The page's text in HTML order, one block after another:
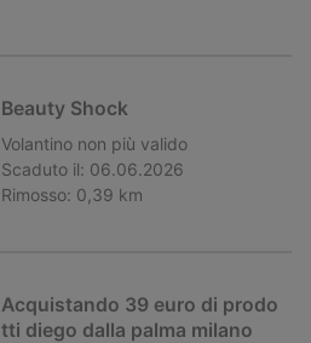
Beauty Shock
Volantino non più valido
Scaduto il: 06.06.2026
Rimosso: 0,39 km
Acquistando 39 euro di prodo
tti diego dalla palma milano